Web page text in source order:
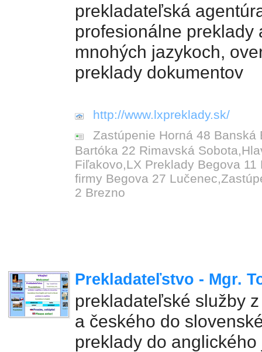
prekladateľská
profesionálne preklady
mnohých jazykoch,
preklady dokumentov
http://www.lxpreklady.sk/
Zastúpenie Horná 48 Banská
Bartóka 22 Rimavská
Fiľakovo,LX Preklady Begova
firmy Begova 27
2 Brezno
Prekladateľstvo - Mgr.
prekladateľské služby
a českého do
preklady do anglického